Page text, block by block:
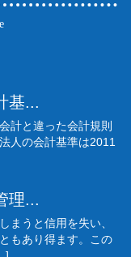
基...
計と違った会計規則
人の会計基準は2011
理...
まうと信用を失い、
もあり得ます。この